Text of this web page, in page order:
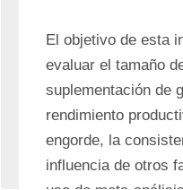
El objetivo de esta
evaluar el tamaño
suplementación de
rendimiento
engorde, la
influencia de otros